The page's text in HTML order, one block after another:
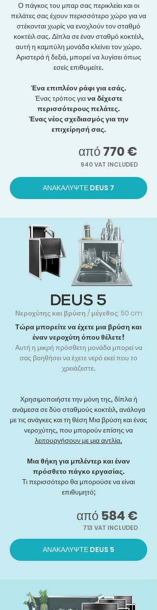
Ο πάγκος του μπαρ σας περικλείει και οι
πελάτες σας έχουν περισσότερο χώρο για να
στέκονται χωρίς να ενοχλούν τον σταθμό
κοκτέιλ σας. Δίπλα σε έναν σταθμό κοκτέιλ,
αυτή η καμπύλη μονάδα κλείνει τον χώρο.
Αριστερά ή δεξιά, μπορεί να λυγίσει όπως
εσείς επιθυμείτε.
Ένα επιπλέον ράφι για εσάς.
Ένας τρόπος γιανα δέχεστε
περισσότερους πελάτες.
Ένας νέος σχεδιασμός για την
επιχείρησή σας.
από 770 €
940VAT INCLUDED
ΑΝΑΚΑΛΥΨΤΕ DEUS 7
DEUS 5
Νεροχύτης και βρύση / μέγεθος: 50 cm
Τώρα μπορείτε να έχετε μια βρύση και
έναν νεροχύτη όπου θέλετε!
Αυτή η μικρή πρόσθετη μονάδα μπορεί να
σας βοηθήσει να έχετε νερό εκεί που το
χρειάζεστε.
Χρησιμοποιήστε την μόνη της, δίπλα ή
ανάμεσα σε δύο σταθμούς κοκτέιλ, ανάλογα
με τις ανάγκες και τη θέση Μια βρύση και ένας
νεροχύτης, που μπορούν επίσης να
λειτουργήσουν με μια αντλία.
Μια θήκη για μπλέντερ και έναν
πρόσθετο πάγκο εργασίας.
Τι περισσότερο θα μπορούσε να είναι
επιθυμητό;
από 584 €
713 VAT INCLUDED
ΑΝΑΚΑΛΥΨΤΕ DEUS 5